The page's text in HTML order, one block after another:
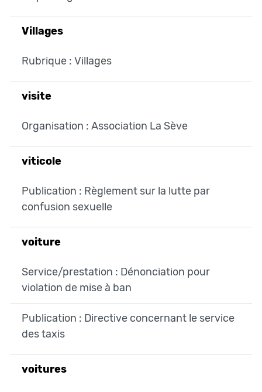
Villages
Rubrique : Villages
visite
Organisation : Association La Sève
viticole
Publication : Règlement sur la lutte par
confusion sexuelle
voiture
Service/prestation : Dénonciation pour
violation de mise à ban
Publication : Directive concernant le service
des taxis
voitures